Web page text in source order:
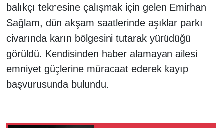
balıkçı teknesine çalışmak için gelen Emirhan
Sağlam, dün akşam saatlerinde aşıklar parkı
civarında karın bölgesini tutarak yürüdüğü
görüldü. Kendisinden haber alamayan ailesi
emniyet güçlerine müracaat ederek kayıp
başvurusunda bulundu.